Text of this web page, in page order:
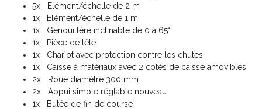
5x Elément/échelle de 2 m
1x Elément/échelle de 1 m
1x Genouillère inclinable de 0 à 65°
1x Pièce de tête
1x Chariot avec protection contre les chutes
1x Caisse à matériaux avec 2 cotés de caisse amovibles
2x Roue diamètre 300 mm
2x Appui simple réglable nouveau
1x Butée de fin de course